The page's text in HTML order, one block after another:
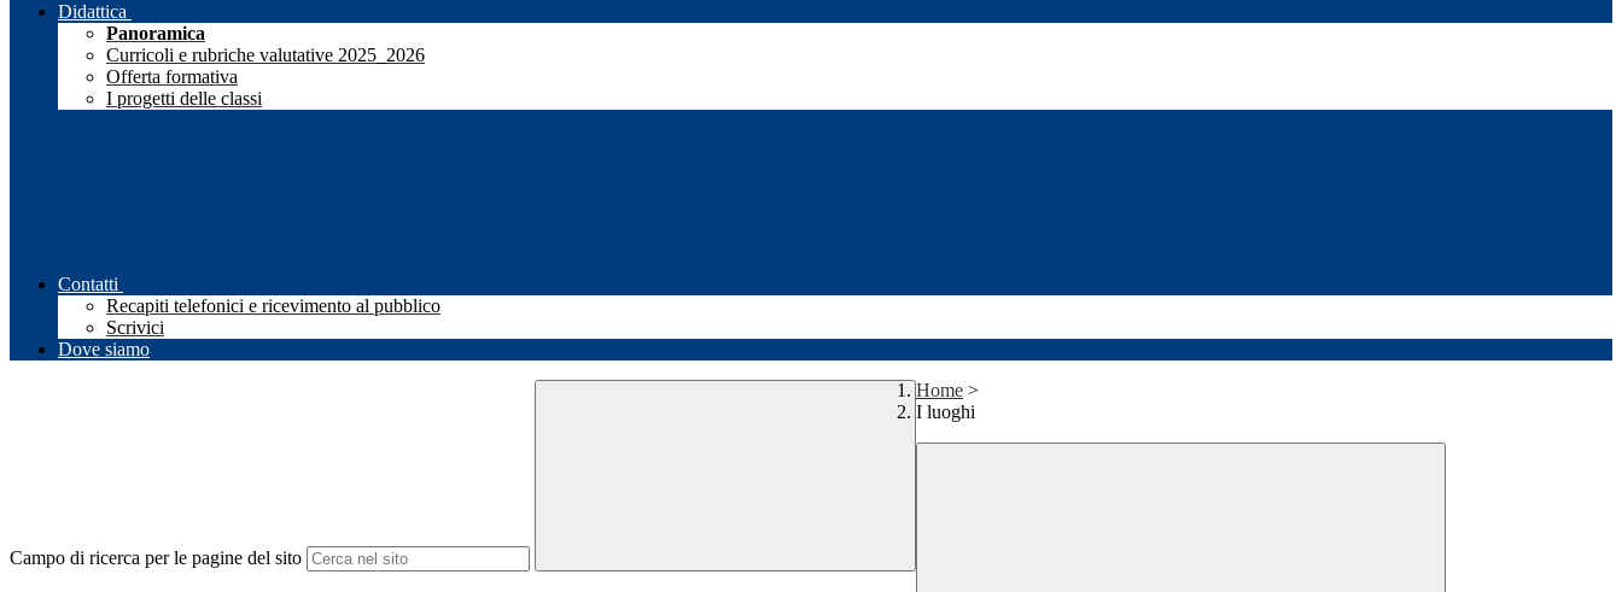
Didattica
Panoramica
Curricoli e rubriche valutative 2025_2026
Offerta formativa
I progetti delle classi
Contatti
Recapiti telefonici e ricevimento al pubblico
Scrivici
Dove siamo
Campo di ricerca per le pagine del sito
Home >
I luoghi